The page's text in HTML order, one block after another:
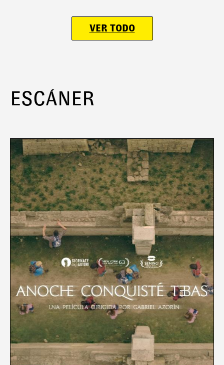
VER TODO
ESCÁNER